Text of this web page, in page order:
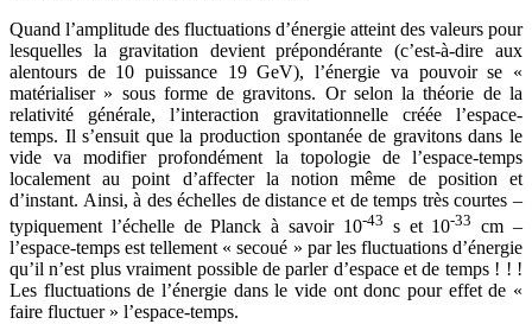
Quand l’amplitude des fluctuations d’énergie atteint des valeurs pour
lesquelles la gravitation devient prépondérante (c’est-à-dire aux
alentours de 10 puissance 19 GeV), l’énergie va pouvoir se «
matérialiser » sous forme de gravitons. Or selon la théorie de la
relativité générale, l’interaction gravitationnelle créée l’espace-
temps. Il s’ensuit que la production spontanée de gravitons dans le
vide va modifier profondément la topologie de l’espace-temps
localement au point d’affecter la notion même de position et
d’instant. Ainsi, à des échelles de distance et de temps très courtes –
typiquement l’échelle de Planck à savoir 10-43 s et 10-33 cm –
l’espace-temps est tellement « secoué » par les fluctuations d’énergie
qu’il n’est plus vraiment possible de parler d’espace et de temps ! ! !
Les fluctuations de l’énergie dans le vide ont donc pour effet de «
faire fluctuer » l’espace-temps.